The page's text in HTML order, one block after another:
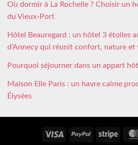
Où dormir à La Rochelle ? Choisir un
du Vieux-Port
Hôtel Beauregard : un hôtel 3 étoiles
d’Annecy qui réunit confort, nature et
Pourquoi séjourner dans un appart
Maison Elle Paris : un havre calme
Élysées
Visa PayPal Stripe